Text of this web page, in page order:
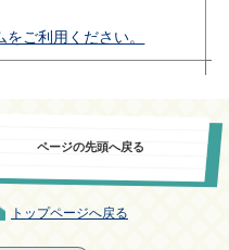
ご利用ください。
ページの先頭へ戻る
トップページへ戻る